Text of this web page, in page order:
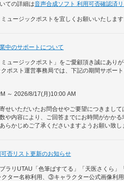
ての詳細は音声合成ソフト 利用可否確認済リ
ュージックポストを宜しくお願いいたします
中のサポートについて
ュージックポスト」をご愛顧頂き誠にありが
ポスト運営事務局では、下記の期間サポート
～ 2026/8/17(月)10:00 AM
せいただいたお問合せやご要望につきまして
や内容により、ご回答までにお時間がかかる
らかじめご了承くださいますようお願い致し
否リスト更新のお知らせ
ラリUTAU「色筆ぱすてる」「天医さくら
ター名称利用、③キャラクター公式画像利